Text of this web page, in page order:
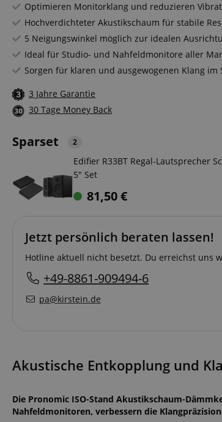
Optimieren Monitorklang und reduzieren
Hochverdichteter Akustikschaum für stabile
5 Neigungswinkel möglich zur idealen
Ideal für Studio- und Nahfeldmonitore aller
Sorgen für klaren und ausgewogenen Klang im
3 Jahre Garantie
30 Tage Money Back
Sparset 2
Edifier R33BT Regal-Lautsprecher
5" Set
81,50€
Jetzt persönlich beraten lassen!
Hotline aktuell nicht besetzt. Du erreichst uns
+49-8861-909494-6
pa@kirstein.de
Akustische Entkopplung und
Die Pronomic ISO-Stand Akustikschaum-
Nahfeldmonitoren, verbessern die